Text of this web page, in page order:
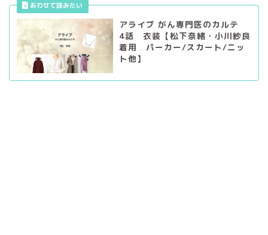
アライブ がん専門医のカルテ
4話 衣装【松下奈緒・小川紗良
着用 パーカー/スカート/ニッ
ト他】